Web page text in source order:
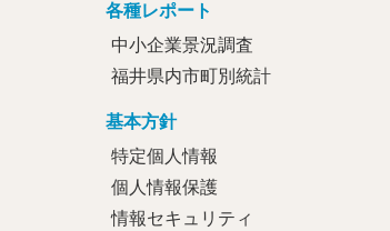
各種レポート
中小企業景況調査
福井県内市町別統計
基本方針
特定個人情報
個人情報保護
情報セキュリティ